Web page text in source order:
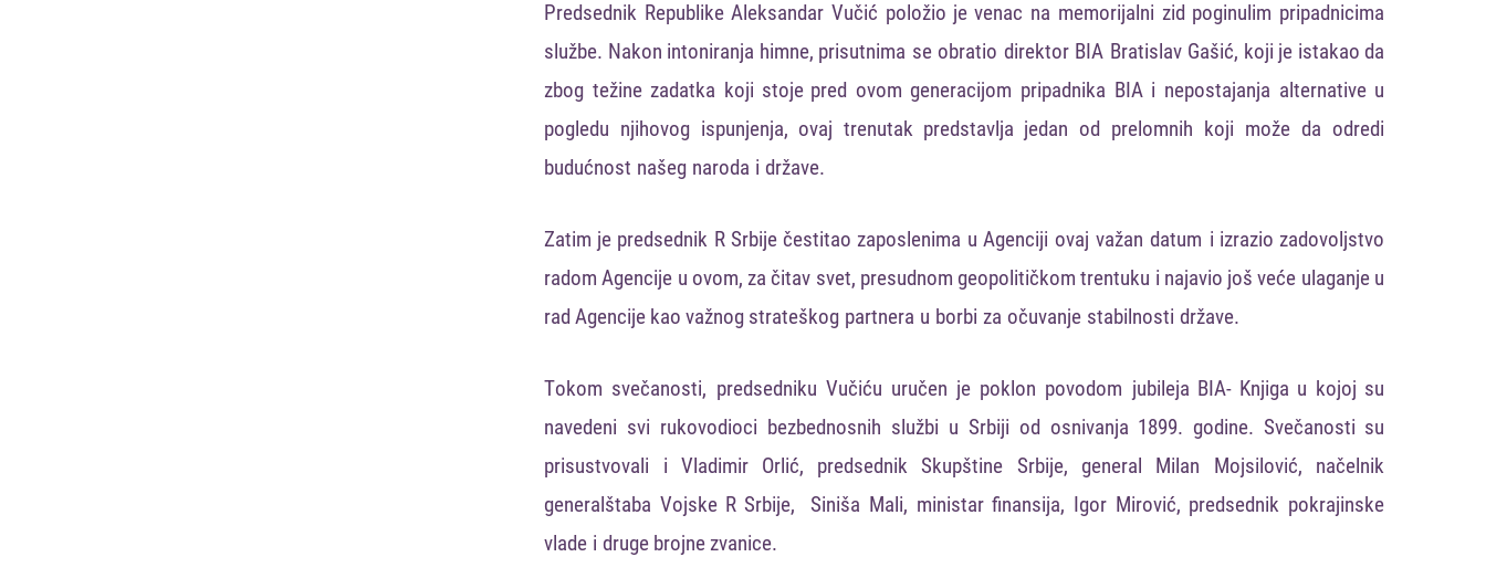
Predsednik Republike Al eksandar Vučić položio je venac na memorijalni zid poginulim pripadnicima
službe. Nakon intoniranja himne, prisutnima se obratio direktor BIA Bratislav Gašić, koji je istakao da
zbog težine zadatka koji stoje pred ovom generacijom pripadnika BIA i nepostajanja alternative u
pogledu njihovog ispunjenja, ovaj trenutak predstavlja jedan od prelomnih koji može da odredi
budućnost našeg naroda i države.
Zatim je predsednik R Srbije čestitao zaposlenima u Agenciji ovaj važan datum i izrazio zadovoljstvo
radom Agencije u ovom, za čitav svet, presudnom geopolitičkom trentuku i najavio još veće ulaganje u
rad Agencije kao važnog strateškog partnera u borbi za očuvanje stabilnosti države.
Tokom svečanosti, predsedniku Vučiću uručen je poklon povodom jubileja BIA- Knjiga u kojoj su
navedeni svi rukovodioci bezbednosnih službi u Srbiji od osnivanja 1899. godine. Svečanosti su
prisustvovali
i Vladimir Orlić, predsednik Skupštine Srbije, general Milan Mojsilović, načelnik
generalštaba Vojske RSrbije, Siniša Mali, ministar finansija, Igor Mirović, predsednik pokrajinske
vlade i druge brojne zvanice.